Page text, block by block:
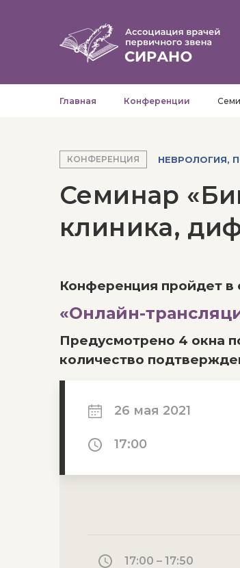
Главная Конференции
КОНФЕРЕНЦИЯ НЕВРОЛОГИЯ,
Семинар
клиника,
Конференция пройдет
«Онлайн-
Предусмотрено 4 окна
количество
26 мая 2021
17:00
17:00 – 17:50